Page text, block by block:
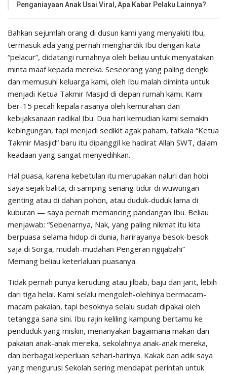
Penganiayaan Anak Usai Viral, Apa Kabar Pelaku Lainnya?
Bahkan sejumlah orang di dusun kami yang menyakiti Ibu,
termasuk ada yang pernah menghardik Ibu dengan kata
“pelacur”, didatangi rumahnya oleh beliau untuk menyatakan
minta maaf kepada mereka. Seseorang yang paling dengki
dan memusuhi keluarga kami, oleh Ibu malah diminta untuk
menjadi Ketua Takmir Masjid di depan rumah kami. Kami
ber-15 pecah kepala rasanya oleh kemurahan dan
kebijaksanaan radikal Ibu. Dua hari kemudian kami semakin
kebingungan, tapi menjadi sedikit agak paham, tatkala “Ketua
Takmir Masjid” baru itu dipanggil ke hadirat Allah SWT, dalam
keadaan yang sangat menyedihkan.
Hal puasa, karena kebetulan itu merupakan naluri dan hobi
saya sejak balita, di samping senang tidur di wuwungan
genting atau di dahan pohon, atau duduk-duduk lama di
kuburan — saya pernah memancing pandangan Ibu. Beliau
menjawab: “Sebenarnya, Nak, yang paling nikmat itu kita
berpuasa selama hidup di dunia, harirayanya besok-besok
saja di Sorga, mudah-mudahan Pengeran ngijabahi”
Memang beliau keterlaluan puasanya.
Tidak pernah punya kerudung atau jilbab, baju dan jarit, lebih
dari tiga helai. Kami selalu mengoleh-olehinya bermacam-
macam pakaian, tapi besoknya selalu sudah dipakai oleh
tetangga sana sini. Ibu rajin keliling kampung bertamu ke
penduduk yang miskin, menanyakan bagaimana makan dan
pakaian anak-anak mereka, sekolahnya anak-anak mereka,
dan berbagai keperluan sehari-harinya. Kakak dan adik saya
yang mengurusi Sekolah sering mendapat perintah untuk